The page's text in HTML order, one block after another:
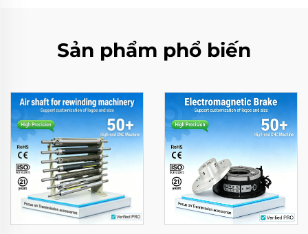
Sản phẩm phổ biến